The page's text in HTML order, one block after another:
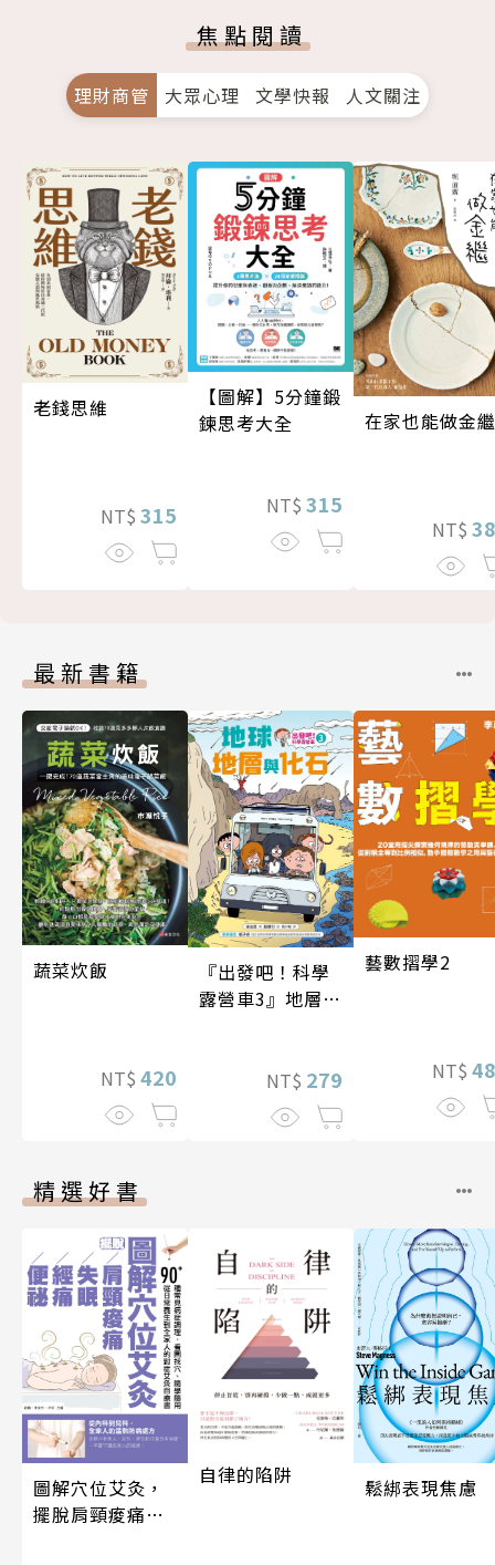
焦點閱讀
理財商管 大眾心理 文學快報 人文關注
老錢思維
NT$ 315
【圖解】5分鐘鍛
鍊思考大全
NT$ 315
在家也能做金繼
NT$
最新書籍
蔬菜炊飯
NT$ 420
『出發吧！科學
露營車3』地層與
NT$ 279
藝數摺學2
NT$
精選好書
圖解穴位艾灸，
擺脫肩頸痠痛、
自律的陷阱
鬆綁表現焦慮